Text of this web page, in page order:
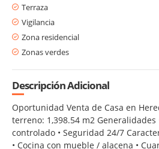
Terraza
Vigilancia
Zona residencial
Zonas verdes
Descripción Adicional
Oportunidad Venta de Casa en
terreno: 1,398.54 m2 Generalidades
controlado • Seguridad 24/7
• Cocina con mueble / alacena •